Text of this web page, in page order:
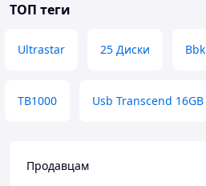
ТОП теги
Ultrastar 25 Диски Bbk
TB1000 Usb Transcend 16GB
Продавцам